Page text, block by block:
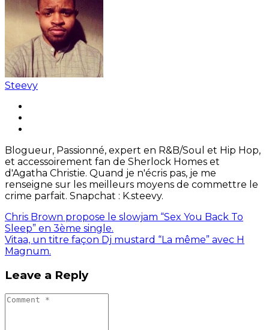
Steevy
Blogueur, Passionné, expert en R&B/Soul et Hip Hop,
et accessoirement fan de Sherlock Homes et
d'Agatha Christie. Quand je n'écris pas, je me
renseigne sur les meilleurs moyens de commettre le
crime parfait. Snapchat : K.steevy.
Chris Brown propose le slowjam “Sex You Back To
Sleep” en 3ème single.
Vitaa, un titre façon Dj mustard “La même” avec H
Magnum.
Leave a Reply